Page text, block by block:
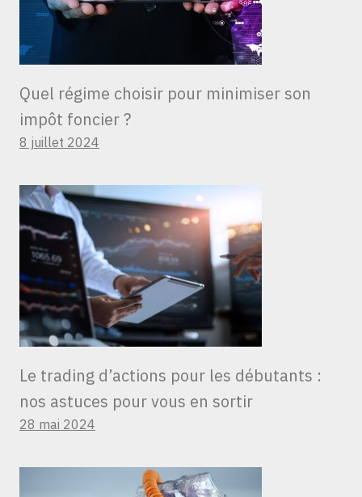
Quel régime choisir pour minimiser son
impôt foncier ?
8 juillet 2024
Le trading d’actions pour les débutants :
nos astuces pour vous en sortir
28 mai 2024